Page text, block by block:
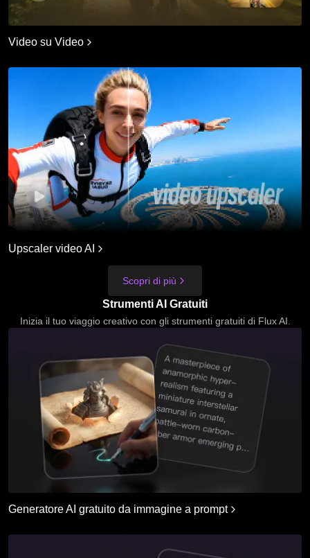
Video su Video
Upscaler video AI
Scopri di più
Strumenti AI Gratuiti
Inizia il tuo viaggio creativo con gli strumenti gratuiti di Flux AI.
Generatore AI gratuito da immagine a prompt